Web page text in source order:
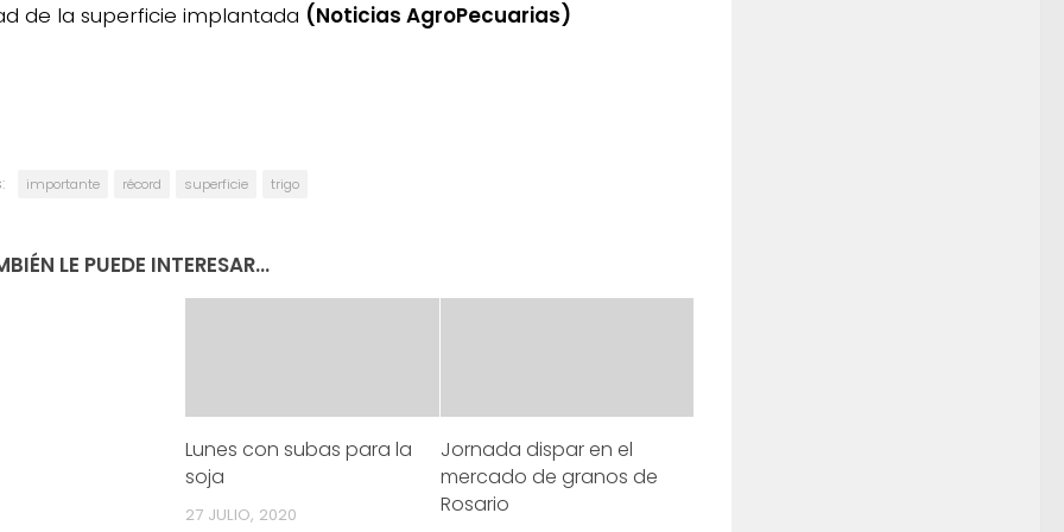
de la superficie implantada (Noticias AgroPecuarias)
importante récord superficie trigo
LE PUEDE INTERESAR...
Lunes con subas para la
soja
27 JULIO, 2020
Jornada dispar en el
mercado de granos de
Rosario